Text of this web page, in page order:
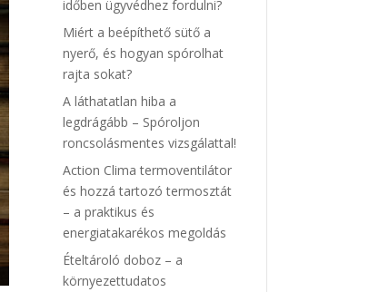
időben ügyvédhez fordulni?
Miért a beépíthető sütő a
nyerő, és hogyan spórolhat
rajta sokat?
A láthatatlan hiba a
legdrágább – Spóroljon
roncsolásmentes vizsgálattal!
Action Clima termoventilátor
és hozzá tartozó termosztát
– a praktikus és
energiatakarékos megoldás
Ételtároló doboz – a
környezettudatos